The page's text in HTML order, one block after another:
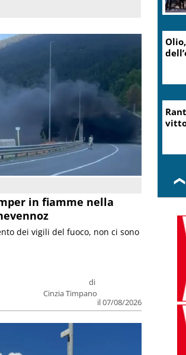
in fiamme nella
di
Cinzia Timpano
il 07/08/2026
dei vigili del fuoco, non ci sono
❮